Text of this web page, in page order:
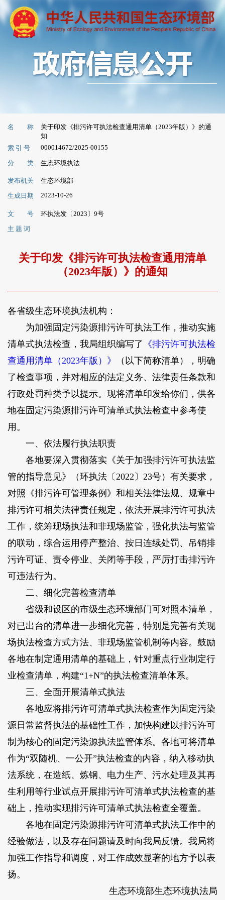
名 称
关于印发《排污许可执法检查通用清单（2023年版）》的通
知
索 引 号
000014672/2025-00155
分 类 生态环境执法
发布机关
生态环境部
生成日期
2023-10-26
文 号
环执法发〔2023〕9号
主 题 词
关于印发《排污许可执法检查通用清单
（2023年版）》的通知
各省级生态环境执法机构：
为加强固定污染源排污许可执法工作，推动实施
清单式执法检查，我局组织编写了 《排污许可执法检
查通用清单（2023年版）》
（以下简称清单），明确
了检查事项，并对相应的法定义务、法律责任条款和
行政处罚种类予以提示。现将清单印发给你们，供各
地在固定污染源排污许可清单式执法检查中参考使
用。
一、依法履行执法职责
各地要深入贯彻落实《关于加强排污许可执法监
管的指导意见》（环执法〔2022〕23号）有关要求，
对照《排污许可管理条例》和相关法律法规、规章中
排污许可相关法律责任规定，依法开展排污许可执法
工作，统筹现场执法和非现场监管，强化执法与监管
的联动，综合运用停产整治、按日连续处罚、吊销排
污许可证、责令停业、关闭等手段，严厉打击排污许
可违法行为。
二、细化完善检查清单
省级和设区的市级生态环境部门可对照本清单，
对已出台的清单进一步细化完善，特别是完善有关现
场执法检查方式方法、非现场监管机制等内容。鼓励
各地在制定通用清单的基础上，针对重点行业制定行
业检查清单，构建“1+N”的执法检查清单体系。
三、全面开展清单式执法
各地应将排污许可清单式执法检查作为固定污染
源日常监督执法的基础性工作，加快构建以排污许可
制为核心的固定污染源执法监管体系。各地可将清单
作为“双随机、一公开”执法检查的内容，纳入移动执
法系统，在造纸、炼钢、电力生产、污水处理及其再
生利用等行业试点开展排污许可清单式执法检查的基
础上，推动实现排污许可清单式执法检查全覆盖。
各地在固定污染源排污许可清单式执法工作中的
经验做法，以及存在问题请及时向我局反馈。我局将
加强工作指导和调度，对工作成效显著的地方予以表
扬。
生态环境部生态环境执法局